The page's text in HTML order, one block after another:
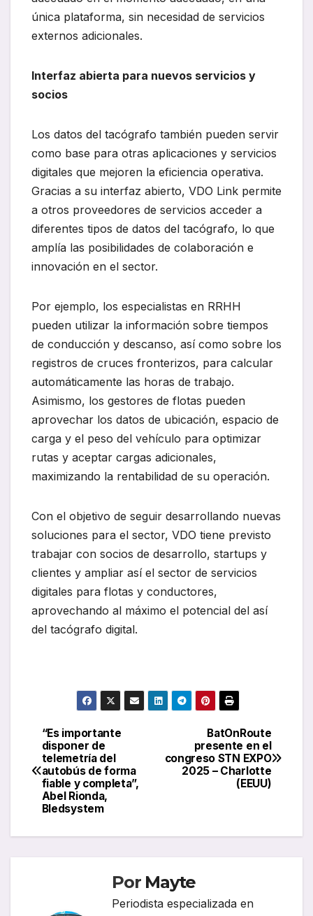
única plataforma, sin necesidad de servicios
externos adicionales.
Interfaz abierta para nuevos servicios y
socios
Los datos del tacógrafo también pueden servir
como base para otras aplicaciones y servicios
digitales que mejoren la eficiencia operativa.
Gracias a su interfaz abierto, VDO Link permite
a otros proveedores de servicios acceder a
diferentes tipos de datos del tacógrafo, lo que
amplía las posibilidades de colaboración e
innovación en el sector.
Por ejemplo, los especialistas en RRHH
pueden utilizar la información sobre tiempos
de conducción y descanso, así como sobre los
registros de cruces fronterizos, para calcular
automáticamente las horas de trabajo.
Asimismo, los gestores de flotas pueden
aprovechar los datos de ubicación, espacio de
carga y el peso del vehículo para optimizar
rutas y aceptar cargas adicionales,
maximizando la rentabilidad de su operación.
Con el objetivo de seguir desarrollando nuevas
soluciones para el sector, VDO tiene previsto
trabajar con socios de desarrollo, startups y
clientes y ampliar así el sector de servicios
digitales para flotas y conductores,
aprovechando al máximo el potencial del así
del tacógrafo digital.
Navegación
de
entradas
BatOnRoute
presente en el
congreso STN EXPO
2025 – Charlotte
(EEUU)
“Es importante
disponer de
telemetría del
autobús de forma
fiable y completa”,
Abel Rionda,
Bledsystem
Por Mayte
Periodista especializada en